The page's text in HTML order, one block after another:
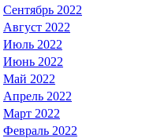
Сентябрь 2022
Август 2022
Июль 2022
Июнь 2022
Май 2022
Апрель 2022
Март 2022
Февраль 2022